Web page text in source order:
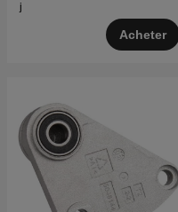
j
Acheter